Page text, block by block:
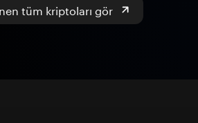
tüm kriptoları gör